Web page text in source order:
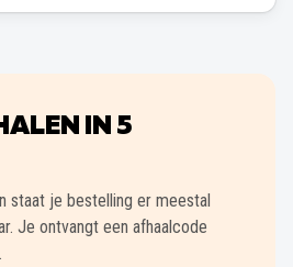
IN 5
staat je bestelling er meestal
Je ontvangt een afhaalcode